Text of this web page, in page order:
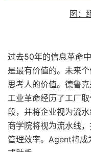
图：
过去50年的信息革命
是最有价值的。未来
思考人的价值。德鲁
工业革命经历了工厂
段，并将企业视为流
商学院将视为流水线
管理效率。Agent将成